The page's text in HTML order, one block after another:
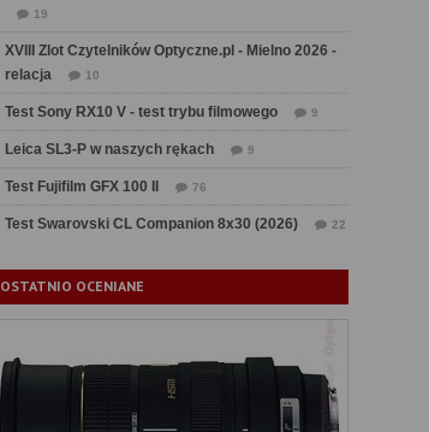
19
XVIII Zlot Czytelników Optyczne.pl - Mielno 2026 -
relacja
10
Test Sony RX10 V - test trybu filmowego 9
Leica SL3-P w naszych rękach 9
Test Fujifilm GFX 100 II 76
Test Swarovski CL Companion 8x30 (2026) 22
OSTATNIO OCENIANE